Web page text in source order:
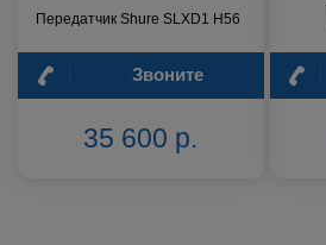
Передатчик Shure SLXD1 H56
Звоните
35 600 р.